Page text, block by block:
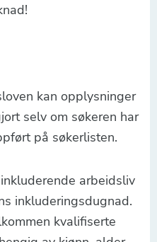
kan opplysninger
selv om søkeren har
på søkerlisten.
arbeidsliv
inkluderingsdugnad.
kvalifiserte